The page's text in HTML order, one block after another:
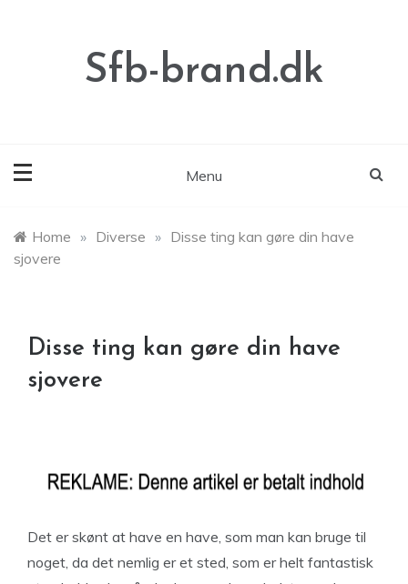
Sfb-brand.dk
Menu
Home » Diverse » Disse ting kan gøre din have
sjovere
Disse ting kan gøre din have
sjovere
Det er skønt at have en have, som man kan bruge til
noget, da det nemlig er et sted, som er helt fantastisk